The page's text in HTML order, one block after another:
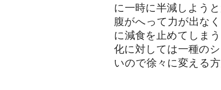
に一時に半減しよう
腹がへって力が出な
に減食を止めてしま
化に対しては一種の
いので徐々に変える